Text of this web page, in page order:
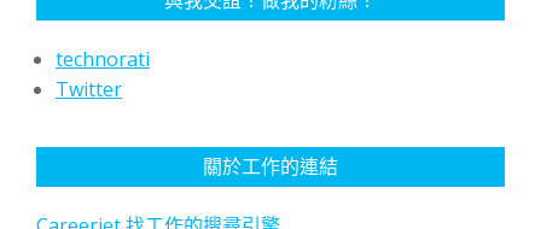
technorati
Twitter
關於工作的連結